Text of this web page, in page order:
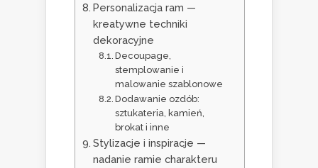
Personalizacja ram —
kreatywne techniki
dekoracyjne
Decoupage,
stemplowanie i
malowanie szablonowe
Dodawanie ozdób:
sztukateria, kamień,
brokat i inne
Stylizacje i inspiracje —
nadanie ramie charakteru